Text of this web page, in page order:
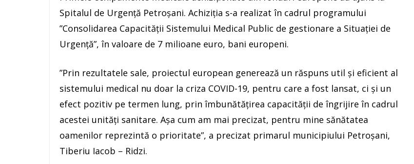
Spitalul de Urgență Petroșani. Achiziția s-a realizat în cadrul programului
”Consolidarea Capacității Sistemului Medical Public de gestionare a Situației de
Urgență”, în valoare de 7 milioane euro, bani europeni.
”Prin rezultatele sale, proiectul european generează un răspuns util și eficient al
sistemului medical nu doar la criza COVID-19, pentru care a fost lansat, ci și un
efect pozitiv pe termen lung, prin îmbunătățirea capacității de îngrijire în cadrul
acestei unități sanitare. Așa cum am mai precizat, pentru mine sănătatea
oamenilor reprezintă o prioritate”, a precizat primarul municipiului Petroșani,
Tiberiu Iacob – Ridzi.